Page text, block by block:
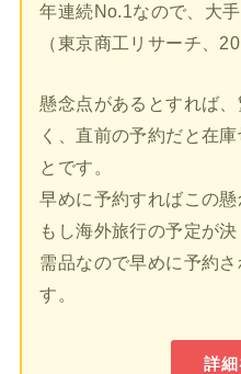
年連続No.1なので、大
（東京商工リサーチ、
懸念点があるとすれば
く、直前の予約だと在
とです。
早めに予約すればこの懸
もし海外旅行の予定が
需品なので早めに予約
す。
詳細